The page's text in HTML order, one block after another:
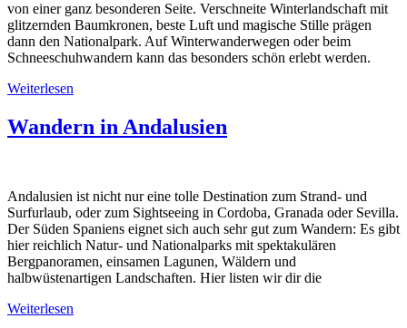
von einer ganz besonderen Seite. Verschneite Winterlandschaft mit
glitzernden Baumkronen, beste Luft und magische Stille prägen
dann den Nationalpark. Auf Winterwanderwegen oder beim
Schneeschuhwandern kann das besonders schön erlebt werden.
Weiterlesen
Wandern in Andalusien
Andalusien ist nicht nur eine tolle Destination zum Strand- und
Surfurlaub, oder zum Sightseeing in Cordoba, Granada oder Sevilla.
Der Süden Spaniens eignet sich auch sehr gut zum Wandern: Es gibt
hier reichlich Natur- und Nationalparks mit spektakulären
Bergpanoramen, einsamen Lagunen, Wäldern und
halbwüstenartigen Landschaften. Hier listen wir dir die
Weiterlesen